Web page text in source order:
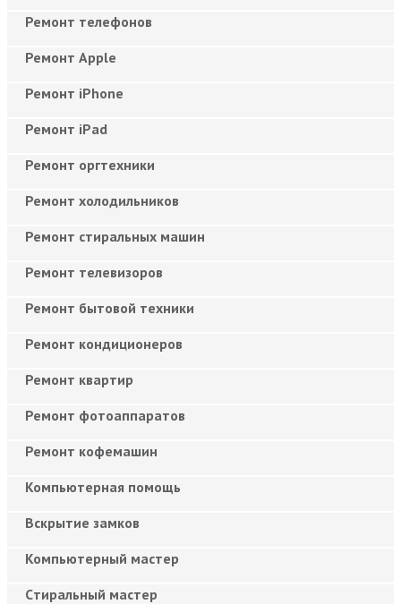
Ремонт телефонов
Ремонт Apple
Ремонт iPhone
Ремонт iPad
Ремонт оргтехники
Ремонт холодильников
Ремонт стиральных машин
Ремонт телевизоров
Ремонт бытовой техники
Ремонт кондиционеров
Ремонт квартир
Ремонт фотоаппаратов
Ремонт кофемашин
Компьютерная помощь
Вскрытие замков
Компьютерный мастер
Cтиральный мастер